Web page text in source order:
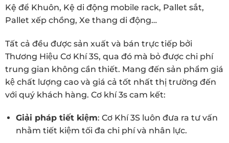
Kệ để Khuôn, Kệ di động mobile rack, Pallet sắt,
Pallet xếp chồng, Xe thang di động…
Tất cả đều được sản xuất và bán trực tiếp bởi
Thương Hiệu Cơ Khí 3S, qua đó mà bỏ được chi phí
trung gian không cần thiết. Mang đến sản phẩm giá
kệ chất lượng cao và giá cả tốt nhất thị trường đến
với quý khách hàng. Cơ khí 3s cam kết:
Giải pháp tiết kiệm: Cơ Khí 3S luôn đưa ra tư vấn
nhằm tiết kiệm tối đa chi phí và nhân lực.